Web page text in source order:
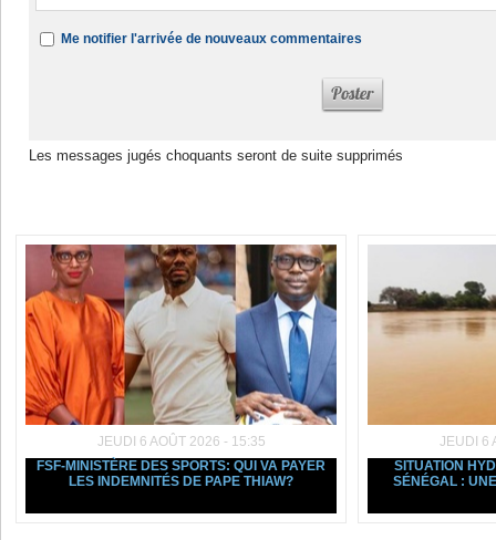
Me notifier l'arrivée de nouveaux commentaires
Les messages jugés choquants seront de suite supprimés
JEUDI 6 AOÛT 2026 - 15:35
FSF-MINISTÈRE DES SPORTS: QUI VA PAYER
LES INDEMNITÉS DE PAPE THIAW?
JEUDI 6
SITUATION
SÉNÉGAL :